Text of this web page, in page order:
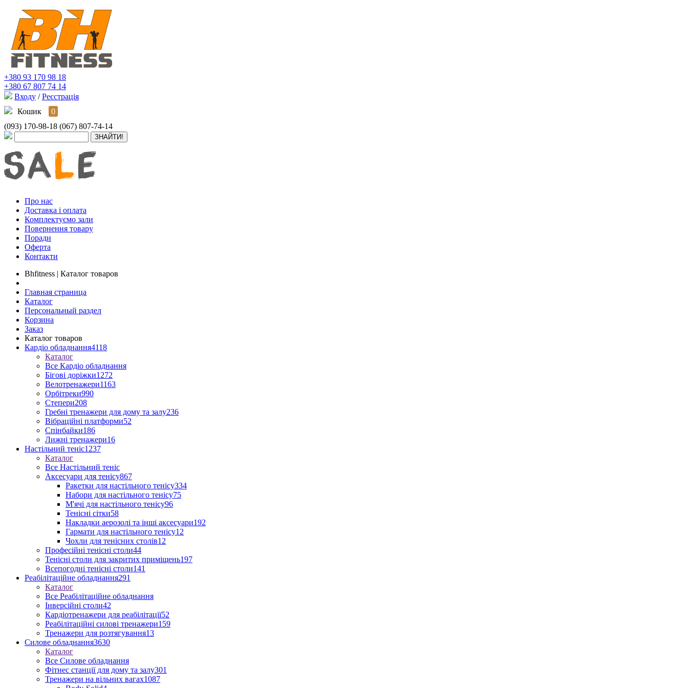
+380 93 170 98 18
+380 67 807 74 14
Входу / Реєстрація
Кошик
0
(093) 170-98-18 (067) 807-74-14
Про нас
Доставка і оплата
Комплектуємо зали
Повернення товару
Поради
Оферта
Контакти
Bhfitness | Каталог товаров
Главная страница
Каталог
Персональный раздел
Корзина
Заказ
Каталог товаров
Кардіо обладнання4118
Каталог
Все Кардіо обладнання
Бігові доріжки1272
Велотренажери1163
Орбітреки990
Степери208
Гребні тренажери для дому та залу236
Вібраційні платформи52
Спінбайки186
Лижні тренажери16
Настільний теніс1237
Каталог
Все Настільний теніс
Аксесуари для тенісу867
Ракетки для настільного тенісу334
Набори для настільного тенісу75
М'ячі для настільного тенісу96
Тенісні сітки58
Накладки аерозолі та інші аксесуари192
Гармати для настільного тенісу12
Чохли для тенісних столів12
Професійні тенісні столи44
Тенісні столи для закритих приміщень197
Всепогодні тенісні столи141
Реабілітаційне обладнання291
Каталог
Все Реабілітаційне обладнання
Інверсійні столи42
Кардіотренажери для реабілітації52
Реабілітаційні силові тренажери159
Тренажери для розтягування13
Силове обладнання3630
Каталог
Все Силове обладнання
Фітнес станції для дому та залу301
Тренажери на вільних вагах1087